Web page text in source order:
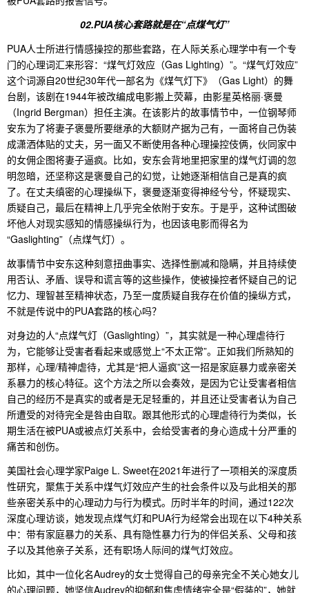
02.PUA核心套路就是在“点煤气灯”
PUA人士所进行情感操控的那些套路，在人际关系心理学中有一个专
门的心理词汇来形容：“煤气灯效应（Gas Lighting）”。“煤气灯效应”
这个词源自20世纪30年代一部名为《煤气灯下》（Gas Light）的舞
台剧，该剧在1944年被改编成电影搬上荧幕，由影星英格丽·褒曼
（Ingrid Bergman）担任主演。在该影片的故事情节中，一位钢琴师
安东为了将妻子褒曼所要继承的大额财产据为己有，一面将自己伪装
成潇洒体贴的丈夫，另一面又不断使用各种心理操控伎俩，伙同家中
的女佣企图将妻子逼疯。比如，安东会背地里把家里的煤气灯调的忽
明忽暗，还坚称这是褒曼自己的幻觉，让她逐渐相信自己是真的疯
了。在丈夫缜密的心理操纵下，褒曼逐渐变得神经兮兮，怀疑现实、
质疑自己，最后在精神上几乎完全依附于安东。于是乎，这种试图破
坏他人对现实感知的情感操纵行为，也因该电影而得名为
“Gaslighting”（点煤气灯）。
故事情节中安东这种刻意扭曲事实、选择性删减和隐瞒，并且持续使
用否认、矛盾、误导和谎言等的这些操作，使被操控者怀疑自己的记
忆力、理智甚至精神状态，乃至一度质疑自我存在价值的操纵方式，
不就是传说中的PUA套路的核心吗？
对身边的人“点煤气灯（Gaslighting）”，其实就是一种心理虐待行
为，它能够让受害者看起来或感觉上“不太正常”。正如我们所熟知的
那样，心理/精神虐待，尤其是“把人逼疯”这一招是家庭暴力或亲密关
系暴力的核心特征。这个方法之所以会奏效，是因为它让受害者相信
自己的经历不是真实的或者是无足轻重的，并且还让受害者认为自己
所遭受的对待完全是咎由自取。跟其他形式的心理虐待行为类似，长
期生活在被PUA或被点灯关系中，会给受害者的身心造成十分严重的
痛苦和创伤。
美国社会心理学家Paige L. Sweet在2021年进行了一项相关的深度质
性研究，聚焦于关系中煤气灯效应产生的社会条件以及与此相关的那
些亲密关系中的心理动力与行为模式。历时半年的时间，通过122次
深度心理访谈，她发现点煤气灯和PUA行为经常会出现在以下4种关系
中：带有家庭暴力的关系、具有隐性暴力行为的伴侣关系、父母和孩
子以及其他亲子关系，还有职场人际间的煤气灯效应。
比如，其中一位化名Audrey的女士觉得自己的母亲完全不关心她女儿
的心理问题，她坚信Audrey的抑郁和焦虑情绪完全是“假装的”，她就